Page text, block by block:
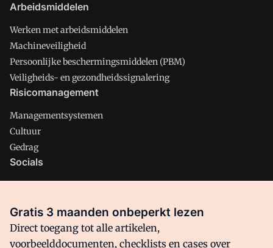
Arbeidsmiddelen
Werken met arbeidsmiddelen
Machineveiligheid
Persoonlijke beschermingsmiddelen (PBM)
Veiligheids- en gezondheidssignalering
Risicomanagement
Managementsystemen
Cultuur
Gedrag
Socials
Facebook
Gratis 3 maanden onbeperkt lezen
Direct toegang tot alle artikelen,
voorbeelddocumenten, checklists en cases over